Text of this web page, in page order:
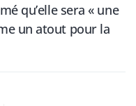
qu’elle sera « une
un atout pour la